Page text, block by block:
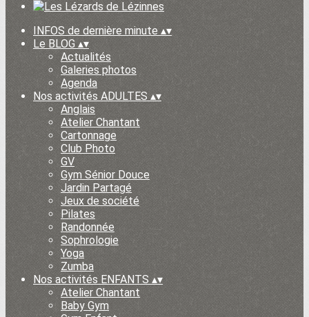
INFOS de dernière minute▴▾
Le BLOG▴▾
Actualités
Galeries photos
Agenda
Nos activités ADULTES ▴▾
Anglais
Atelier Chantant
Cartonnage
Club Photo
GV
Gym Sénior Douce
Jardin Partagé
Jeux de société
Pilates
Randonnée
Sophrologie
Yoga
Zumba
Nos activités ENFANTS ▴▾
Atelier Chantant
Baby Gym